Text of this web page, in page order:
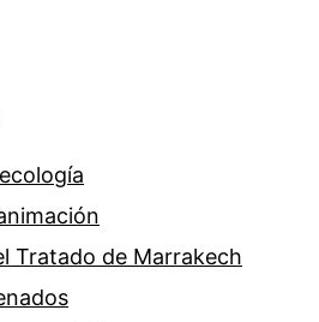
Tratado de Marrakech